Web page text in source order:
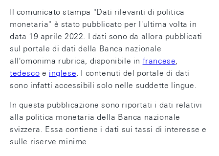
Il comunicato stampa "Dati rilevanti di politica
monetaria" è stato pubblicato per l'ultima volta in
data 19 aprile 2022. I dati sono da allora pubblicati
sul portale di dati della Banca nazionale
all'omonima rubrica, disponibile in francese,
tedesco e inglese. I contenuti del portale di dati
sono infatti accessibili solo nelle suddette lingue.
In questa pubblicazione sono riportati i dati relativi
alla politica monetaria della Banca nazionale
svizzera. Essa contiene i dati sui tassi di interesse e
sulle riserve minime.